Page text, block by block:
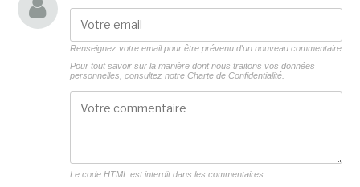
Renseignez votre email pour être prévenu d'un nouveau commentaire
Pour tout savoir sur la manière dont nous traitons vos données
personnelles, consultez notre Charte de Confidentialité.
Le code HTML est interdit dans les commentaires